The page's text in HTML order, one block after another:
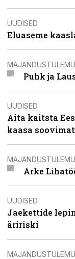
UUDISED
Eluaseme
Puhk ja
UUDISED
Aita kaitsta
kaasa
Arke
UUDISED
Jaekettide
äririski